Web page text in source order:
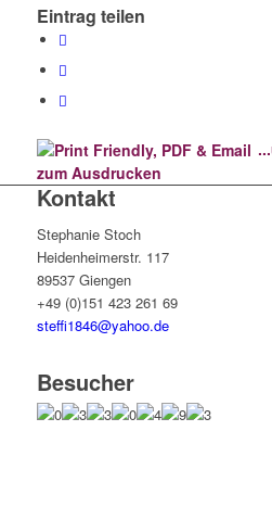
Eintrag teilen
zum Ausdrucken
Kontakt
Stephanie Stoch
Heidenheimerstr. 117
89537 Giengen
+49 (0)151 423 261 69
steffi1846@yahoo.de
Besucher